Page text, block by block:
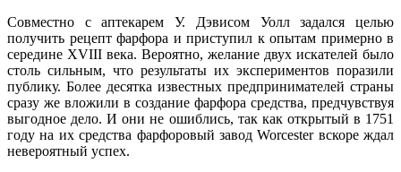
Совместно с аптекарем У. Дэвисом Уолл задался целью
получить рецепт фарфора и приступил к опытам примерно в
середине XVIII века. Вероятно, желание двух искателей было
столь сильным, что результаты их экспериментов поразили
публику. Более десятка известных предпринимателей страны
сразу же вложили в создание фарфора средства, предчувствуя
выгодное дело. И они не ошиблись, так как открытый в 1751
году на их средства фарфоровый завод Worcester вскоре ждал
невероятный успех.